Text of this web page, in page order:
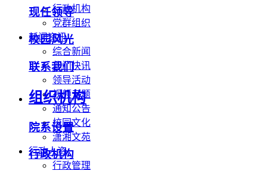
行政机构
党群组织
新闻资讯
综合新闻
部门快讯
领导活动
视频专题
通知公告
校园文化
潇湘文苑
行政人资
行政管理
现任领导
校园风光
联系我们
组织机构
院系设置
行政机构